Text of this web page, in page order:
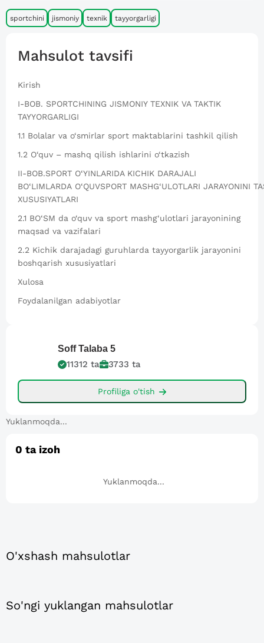
sportchini jismoniy texnik tayyorgarligi
Mahsulot tavsifi
Kirish
I-BOB. SPORTCHINING JISMONIY TEXNIK VA TAKTIK
TAYYORGARLIGI
1.1 Bolalar va o‘smirlar sport maktablarini tashkil qilish
1.2 O‘quv – mashq qilish ishlarini o‘tkazish
II-BOB.SPORT O‘YINLARIDA KICHIK DARAJALI
BO‘LIMLARDA O‘QUVSPORT MASHG‘ULOTLARI JARAYONINI
XUSUSIYATLARI
2.1 BO‘SM da o‘quv va sport mashg‘ulotlari jarayonining
maqsad va vazifalari
2.2 Kichik darajadagi guruhlarda tayyorgarlik jarayonini
boshqarish xususiyatlari
Xulosa
Foydalanilgan adabiyotlar
Soff Talaba 5
11312 ta 3733 ta
Profiliga o'tish
Yuklanmoqda...
0 ta izoh
Yuklanmoqda...
O'xshash mahsulotlar
So'ngi yuklangan mahsulotlar